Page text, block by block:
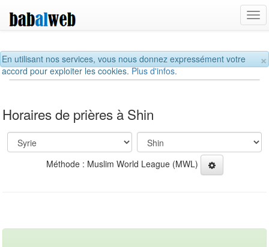
×
En utilisant nos services, vous nous donnez expressément votre
accord pour exploiter les cookies.Plus d'infos.
Horaires de prières à Shin
Méthode : Muslim World League (MWL)